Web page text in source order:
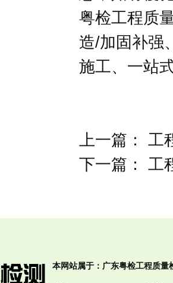
粤检工程质
造/加固补强
施工、一站
上一篇： 工
下一篇： 工
本网站属于：广东粤检工程质